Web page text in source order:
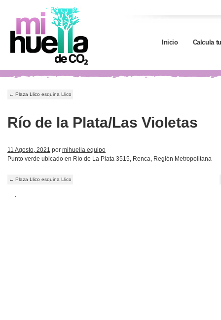
Inicio Calcula
← Plaza Llico esquina Llico
Río de la Plata/Las Violetas
11 Agosto, 2021 por mihuella equipo
Punto verde ubicado en Río de La Plata 3515, Renca, Región Metropolitana
← Plaza Llico esquina Llico
.